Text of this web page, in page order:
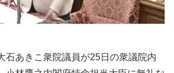
あきこ衆院議員が25日の衆議院内